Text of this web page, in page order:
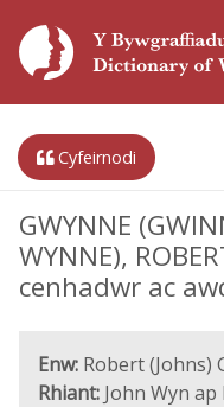
Cyfeirnodi
GWYNNE
WYNNE),
cenhadwr ac
Enw: Robert (Johns)
Rhiant: John Wyn ap